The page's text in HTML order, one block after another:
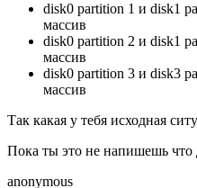
disk0 partition 1 и disk1
массив
disk0 partition 2 и disk1
массив
disk0 partition 3 и disk3
массив
Так какая у тебя исходная
Пока ты это не напишешь что
anonymous